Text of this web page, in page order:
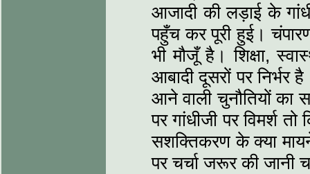
आजादी की लड़ाई के
पहुँच कर पूरी हुई।
भी मौजूँ है। शिक्षा,
आबादी दूसरों पर
आने वाली चुनौतियों का
पर गांधीजी पर विमर्श
सशक्तिकरण के क्‍या
पर चर्चा जरूर की जानी